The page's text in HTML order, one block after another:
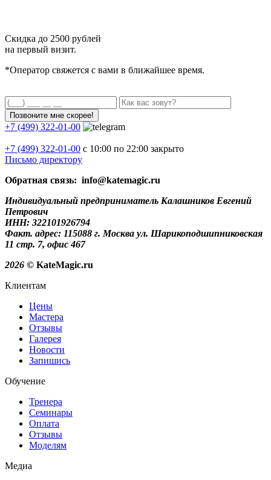
Скидка до 2500 рублей
на первый визит.
*Оператор свяжется с вами в ближайшее время.
+7 (499) 322-01-00
+7 (499) 322-01-00 с 10:00 по 22:00 закрыто
Письмо директору
Обратная связь: info@katemagic.ru
Индивидуальный предприниматель Калашников Евгений
Петрович
ИНН: 322101926794
Факт. адрес: 115088 г. Москва ул. Шарикоподшипниковская
11 стр. 7, офис 467
2026 © KateMagic.ru
Клиентам
Цены
Мастера
Отзывы
Галерея
Новости
Запишись
Обучение
Тренера
Семинары
Оплата
Отзывы
Моделям
Медиа